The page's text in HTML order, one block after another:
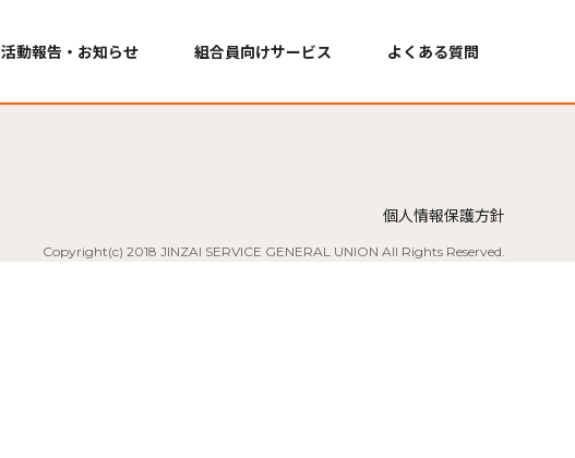
活動報告・お知らせ 組合員向けサービス よくある質問
個人情報保護方針
Copyright(c) 2018 JINZAI SERVICE GENERAL UNION All Rights Reserved.